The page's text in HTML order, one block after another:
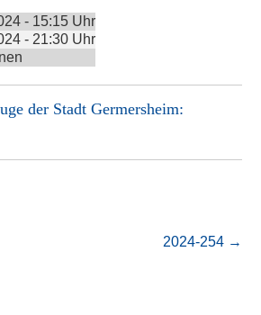
- 15:15 Uhr
- 21:30 Uhr
der Stadt Germersheim:
2024-254 →